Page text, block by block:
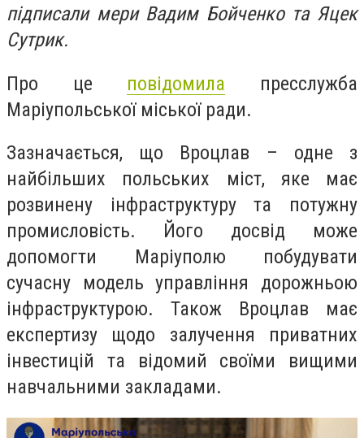
підписали мери Вадим Бойченко та Яцек
Сутрик.
Про це повідомила пресслужба
Маріупольської міської ради.
Зазначається, що Вроцлав – одне з
найбільших польських міст, яке має
розвинену інфраструктуру та потужну
промисловість. Його досвід може
допомогти Маріуполю побудувати
сучасну модель управління дорожньою
інфраструктурою. Також Вроцлав має
експертизу щодо залучення приватних
інвестицій та відомий своїми вищими
навчальними закладами.